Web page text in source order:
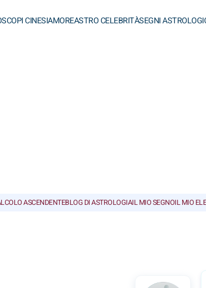
CINESIAMOREASTRO CELEBRITÀSEGNI
ASCENDENTEBLOG DI ASTROLOGIAIL MIO SEGNOIL MIO